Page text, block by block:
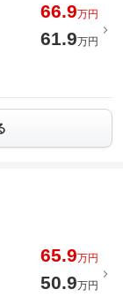
66.9万円
61.9万円
65.9万円
50.9万円